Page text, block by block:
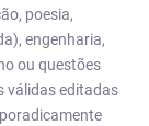
poesia,
engenharia,
ou questões
válidas editadas